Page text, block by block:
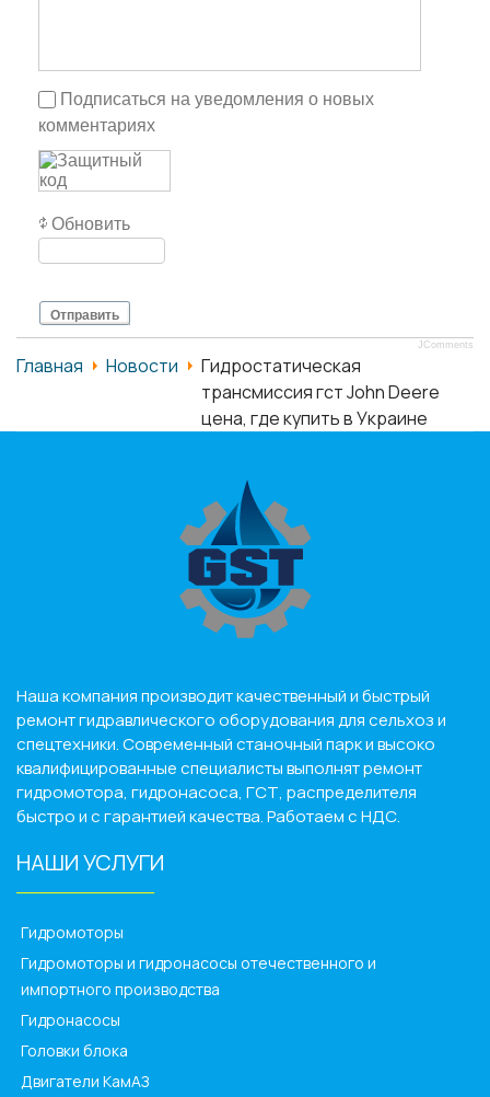
Подписаться на уведомления о новых
комментариях
Обновить
Отправить
JComments
Главная Новости
Гидростатическая
трансмиссия гст John Deere
цена, где купить в Украине
Наша компания производит качественный и быстрый
ремонт гидравлического оборудования для сельхоз и
спецтехники. Современный станочный парк и высоко
квалифицированные специалисты выполнят ремонт
гидромотора, гидронасоса, ГСТ, распределителя
быстро и с гарантией качества. Работаем с НДС.
НАШИ УСЛУГИ
Гидромоторы
Гидромоторы и гидронасосы отечественного и
импортного производства
Гидронасосы
Головки блока
Двигатели КамАЗ